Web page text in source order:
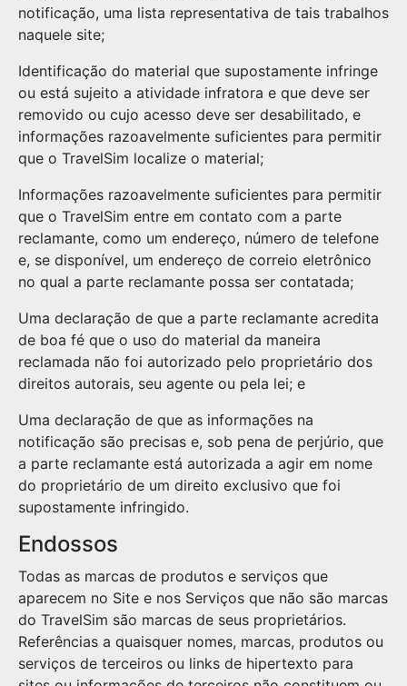
notificação, uma lista representativa de tais trabalhos
naquele site;
Identificação do material que supostamente infringe
ou está sujeito a atividade infratora e que deve ser
removido ou cujo acesso deve ser desabilitado, e
informações razoavelmente suficientes para permitir
que o TravelSim localize o material;
Informações razoavelmente suficientes para permitir
que o TravelSim entre em contato com a parte
reclamante, como um endereço, número de telefone
e, se disponível, um endereço de correio eletrônico
no qual a parte reclamante possa ser contatada;
Uma declaração de que a parte reclamante acredita
de boa fé que o uso do material da maneira
reclamada não foi autorizado pelo proprietário dos
direitos autorais, seu agente ou pela lei; e
Uma declaração de que as informações na
notificação são precisas e, sob pena de perjúrio, que
a parte reclamante está autorizada a agir em nome
do proprietário de um direito exclusivo que foi
supostamente infringido.
Endossos
Todas as marcas de produtos e serviços que
aparecem no Site e nos Serviços que não são marcas
do TravelSim são marcas de seus proprietários.
Referências a quaisquer nomes, marcas, produtos ou
serviços de terceiros ou links de hipertexto para